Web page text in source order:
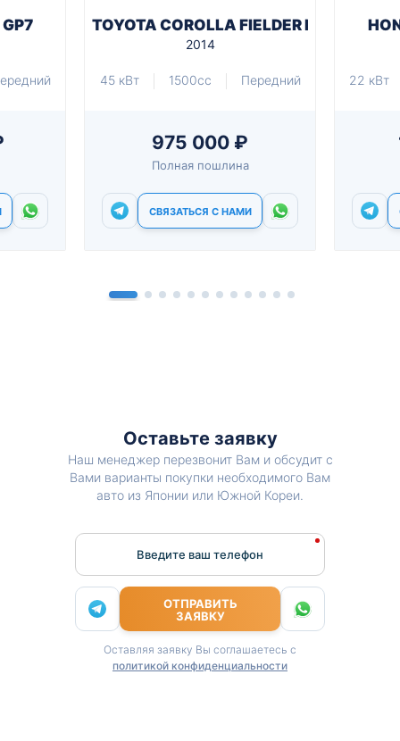
TOYOTA COROLLA FIELDER NKE165G
2014
45 кВт 1500cc Передний
975 000 ₽
Полная пошлина
СВЯЗАТЬСЯ С НАМИ
22 кВт
Оставьте заявку
Наш менеджер перезвонит Вам и обсудит с
Вами варианты покупки необходимого Вам
авто из Японии или Южной Кореи.
Введите ваш телефон
ОТПРАВИТЬ
ЗАЯВКУ
Оставляя заявку Вы соглашаетесь с
политикой конфиденциальности